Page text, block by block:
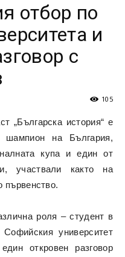
отбор по
и
с
105
„Българска история“ е
шампион на България,
купа и един от
участвали както на
първенство.
роля – студент в
университет
откровен разговор